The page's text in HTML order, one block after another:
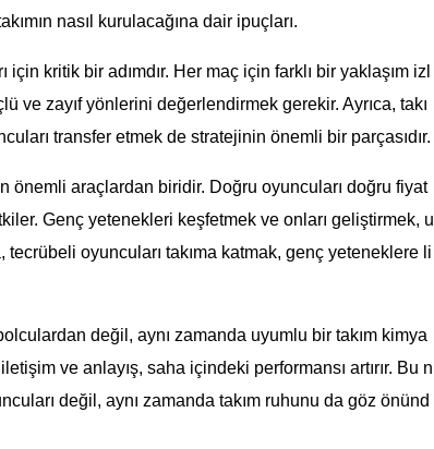
nasıl kurulacağına dair ipuçları.
kritik bir adımdır. Her maç için farklı bir yaklaşım izl
ve zayıf yönlerini değerlendirmek gerekir. Ayrıca, takı
transfer etmek de stratejinin önemli bir parçasıdır.
önemli araçlardan biridir. Doğru oyuncuları doğru fiyat
Genç yetenekleri keşfetmek ve onları geliştirmek, u
oyuncuları takıma katmak, genç yeteneklere li
değil, aynı zamanda uyumlu bir takım kimya
ve anlayış, saha içindeki performansı artırır. Bu n
değil, aynı zamanda takım ruhunu da göz önünd